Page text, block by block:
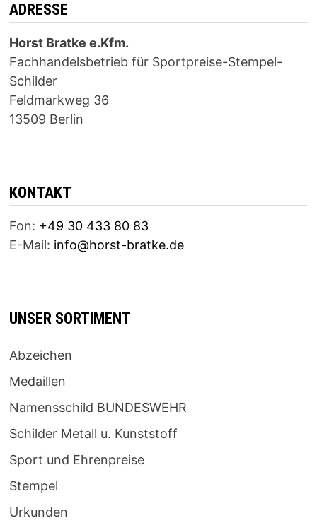
ADRESSE
Horst Bratke e.Kfm.
Fachhandelsbetrieb für Sportpreise-Stempel-
Schilder
Feldmarkweg 36
13509 Berlin
KONTAKT
Fon: +49 30 433 80 83
E-Mail: info@horst-bratke.de
UNSER SORTIMENT
Abzeichen
Medaillen
Namensschild BUNDESWEHR
Schilder Metall u. Kunststoff
Sport und Ehrenpreise
Stempel
Urkunden